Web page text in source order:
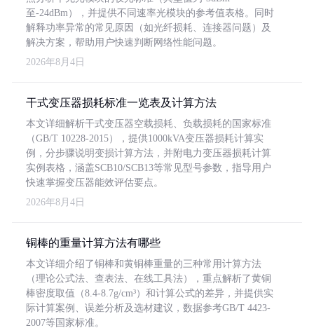
至-24dBm），并提供不同速率光模块的参考值表格。同时
解释功率异常的常见原因（如光纤损耗、连接器问题）及
解决方案，帮助用户快速判断网络性能问题。
2026年8月4日
干式变压器损耗标准一览表及计算方法
本文详细解析干式变压器空载损耗、负载损耗的国家标准
（GB/T 10228-2015），提供1000kVA变压器损耗计算实
例，分步骤说明变损计算方法，并附电力变压器损耗计算
实例表格，涵盖SCB10/SCB13等常见型号参数，指导用户
快速掌握变压器能效评估要点。
2026年8月4日
铜棒的重量计算方法有哪些
本文详细介绍了铜棒和黄铜棒重量的三种常用计算方法
（理论公式法、查表法、在线工具法），重点解析了黄铜
棒密度取值（8.4-8.7g/cm³）和计算公式的差异，并提供实
际计算案例、误差分析及选材建议，数据参考GB/T 4423-
2007等国家标准。